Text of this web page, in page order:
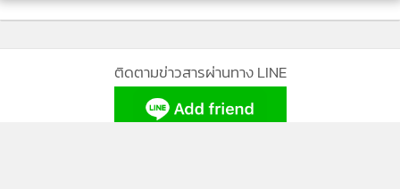
จันทบุรี) เล่าให้เราฟัง
ติดตามข่าวสารผ่านทาง LINE